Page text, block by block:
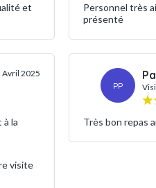
Avril 2025
la
visite
Personnel très
présenté
PP